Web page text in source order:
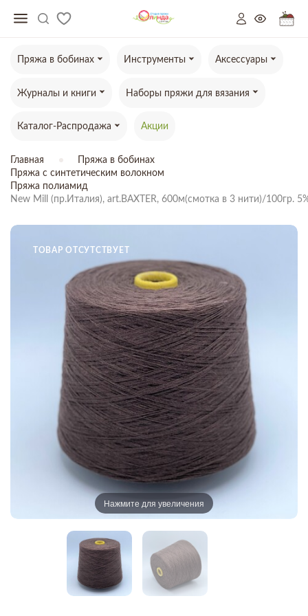
Пряжа в бобинах Инструменты Аксессуары
Журналы и книги Наборы пряжи для вязания
Каталог-Распродажа Акции
Главная
Пряжа в бобинах
Пряжа с синтетическим волокном
Пряжа полиамид
New Mill (пр.Италия), art.BAXTER, 600м(смотка в 3 нити)/100гр.
ТОВАР ОТСУТСТВУЕТ
Нажмите для увеличения